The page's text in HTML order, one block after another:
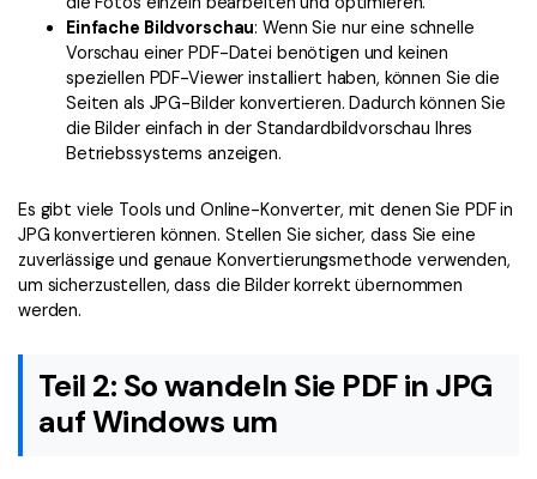
Einfache Bildvorschau: Wenn Sie nur eine schnelle
Vorschau einer PDF-Datei benötigen und keinen
speziellen PDF-Viewer installiert haben, können Sie die
Seiten als JPG-Bilder konvertieren. Dadurch können Sie
die Bilder einfach in der Standardbildvorschau Ihres
Betriebssystems anzeigen.
Es gibt viele Tools und Online-Konverter, mit denen Sie PDF in
JPG konvertieren können. Stellen Sie sicher, dass Sie eine
zuverlässige und genaue Konvertierungsmethode verwenden,
um sicherzustellen, dass die Bilder korrekt übernommen
werden.
Teil 2: So wandeln Sie PDF in JPG
auf Windows um